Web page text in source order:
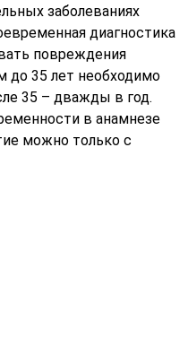
заболеваниях
диагностика
повреждения
до 35 лет необходимо
35 – дважды в год.
в анамнезе
можно только с